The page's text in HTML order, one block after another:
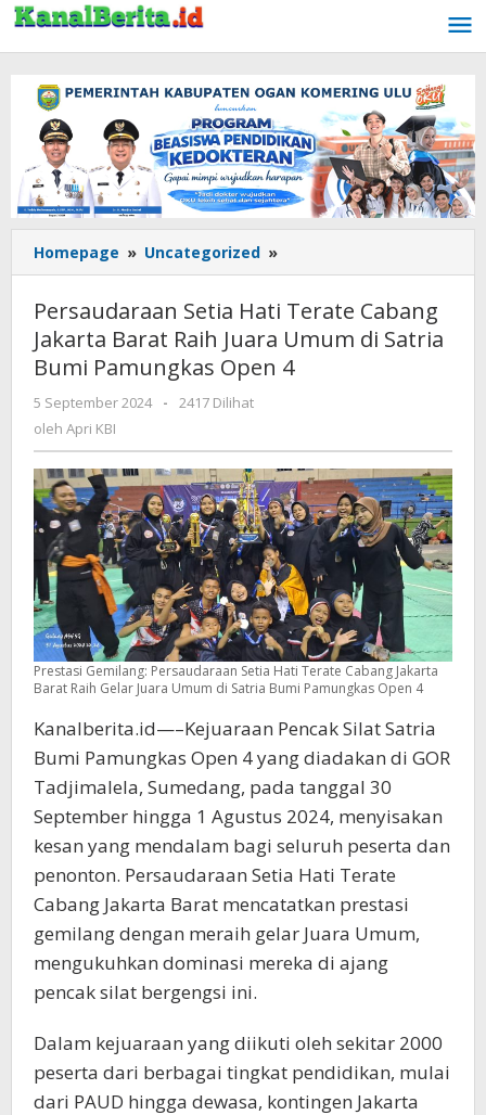
Lewati
ke
konten
Homepage » Uncategorized »
Setia
Terate
Cabang
Jakarta
Umum
di
Satria
Bumi
Pamungkas
Open
4
Persaudaraan Setia Hati Terate Cabang
Jakarta Barat Raih Juara Umum di Satria
Bumi Pamungkas Open 4
5 September 2024
oleh
-
2417 Dilihat
oleh Apri KBI
Prestasi Gemilang: Persaudaraan Setia Hati Terate Cabang Jakarta
Barat Raih Gelar Juara Umum di Satria Bumi Pamungkas Open 4
Kanalberita.id—–Kejuaraan Pencak Silat Satria
Bumi Pamungkas Open 4 yang diadakan di GOR
Tadjimalela, Sumedang, pada tanggal 30
September hingga 1 Agustus 2024, menyisakan
kesan yang mendalam bagi seluruh peserta dan
penonton. Persaudaraan Setia Hati Terate
Cabang Jakarta Barat mencatatkan prestasi
gemilang dengan meraih gelar Juara Umum,
mengukuhkan dominasi mereka di ajang
pencak silat bergengsi ini.
Dalam kejuaraan yang diikuti oleh sekitar 2000
peserta dari berbagai tingkat pendidikan, mulai
dari PAUD hingga dewasa, kontingen Jakarta